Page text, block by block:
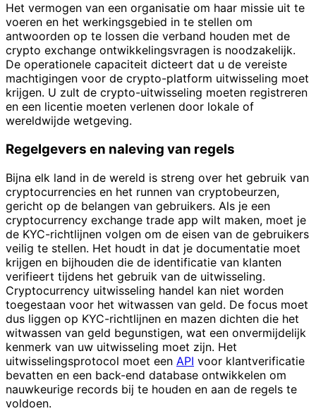
Het vermogen van een organisatie om haar missie uit te
voeren en het werkingsgebied in te stellen om
antwoorden op te lossen die verband houden met de
crypto exchange ontwikkelingsvragen is noodzakelijk.
De operationele capaciteit dicteert dat u de vereiste
machtigingen voor de crypto-platform uitwisseling moet
krijgen. U zult de crypto-uitwisseling moeten registreren
en een licentie moeten verlenen door lokale of
wereldwijde wetgeving.
Regelgevers en naleving van regels
Bijna elk land in de wereld is streng over het gebruik van
cryptocurrencies en het runnen van cryptobeurzen,
gericht op de belangen van gebruikers. Als je een
cryptocurrency exchange trade app wilt maken, moet je
de KYC-richtlijnen volgen om de eisen van de gebruikers
veilig te stellen. Het houdt in dat je documentatie moet
krijgen en bijhouden die de identificatie van klanten
verifieert tijdens het gebruik van de uitwisseling.
Cryptocurrency uitwisseling handel kan niet worden
toegestaan voor het witwassen van geld. De focus moet
dus liggen op KYC-richtlijnen en mazen dichten die het
witwassen van geld begunstigen, wat een onvermijdelijk
kenmerk van uw uitwisseling moet zijn. Het
uitwisselingsprotocol moet een API voor klantverificatie
bevatten en een back-end database ontwikkelen om
nauwkeurige records bij te houden en aan de regels te
voldoen.